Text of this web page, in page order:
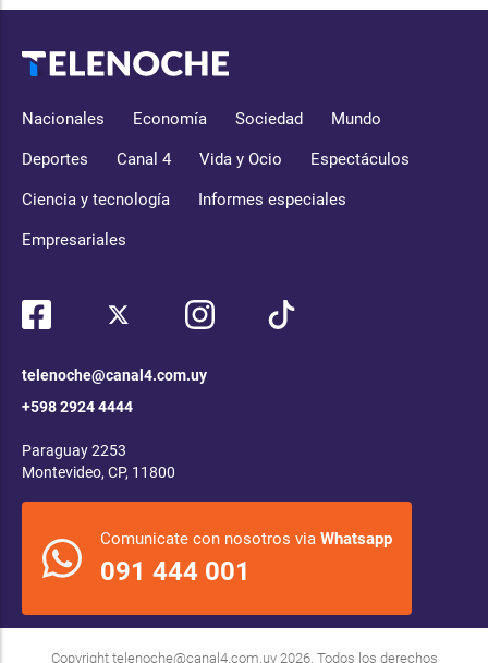
Nacionales Economía Sociedad Mundo
Deportes Canal 4 Vida y Ocio Espectáculos
Ciencia y tecnología Informes especiales
Empresariales
telenoche@canal4.com.uy
+598 2924 4444
Paraguay 2253
Montevideo, CP, 11800
Comunicate con nosotros via Whatsapp
091 444 001
Copyright telenoche@canal4.com.uy2026. Todos los derechos